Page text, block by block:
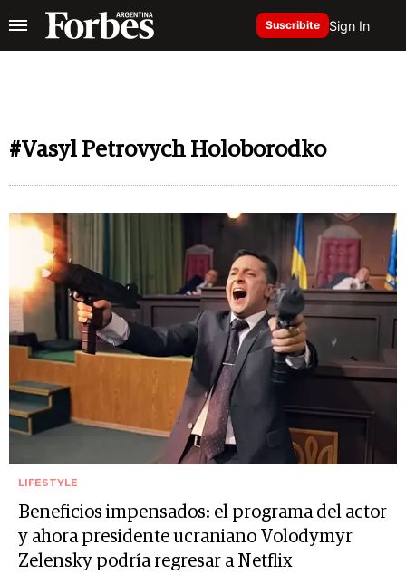
Suscribite Sign In
#Vasyl Petrovych Holoborodko
LIFESTYLE
Beneficios impensados: el programa del actor
y ahora presidente ucraniano Volodymyr
Zelensky podría regresar a Netflix